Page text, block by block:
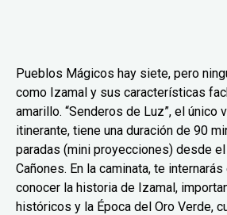
Pueblos Mágicos hay siete, pero
como Izamal y sus características
amarillo. “Senderos de Luz”, el único
itinerante, tiene una duración de 90
paradas (mini proyecciones) desde
Cañones. En la caminata, te
conocer la historia de Izamal,
históricos y la Época del Oro Verde,